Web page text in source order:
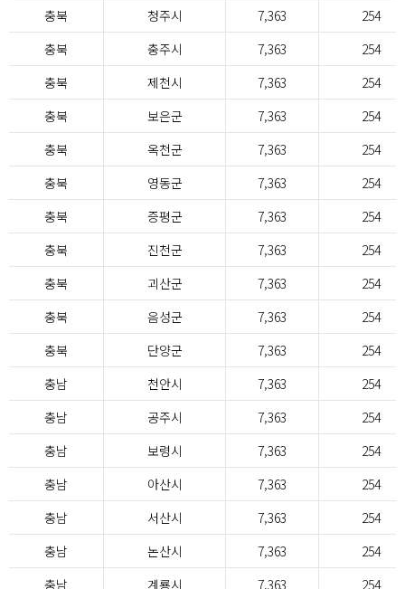
충북
청주시 7,363
254
충북
충주시 7,363
254
충북
제천시 7,363
254
충북
보은군 7,363
254
충북
옥천군 7,363
254
충북
영동군 7,363
254
충북
증평군 7,363
254
충북
진천군 7,363
254
충북
괴산군 7,363
254
충북
음성군 7,363
254
충북
단양군 7,363
254
충남
천안시 7,363
254
충남
공주시 7,363
254
충남
보령시 7,363
254
충남
아산시 7,363
254
충남
서산시 7,363
254
충남
논산시 7,363
254
충남
계룡시 7,363 254